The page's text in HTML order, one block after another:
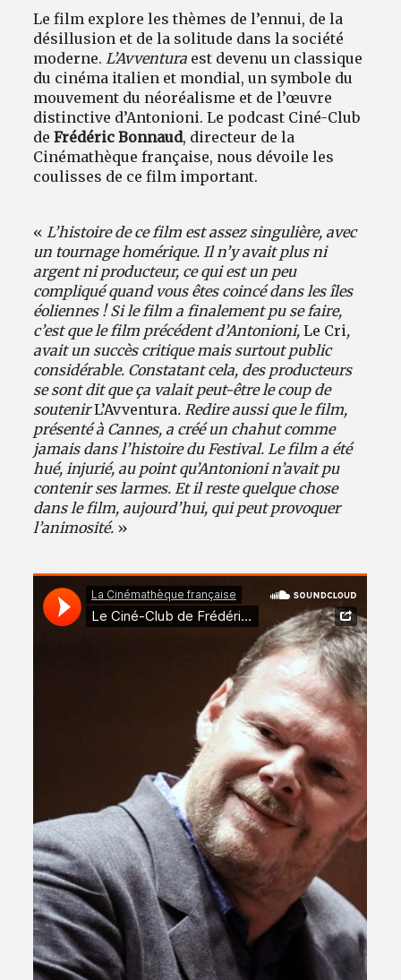
Le film explore les thèmes de l’ennui, de la
désillusion et de la solitude dans la société
moderne.L’Avventura est devenu un classique
du cinéma italien et mondial, un symbole du
mouvement du néoréalisme et de l’œuvre
distinctive d’Antonioni. Le podcast Ciné-Club
deFrédéric Bonnaud, directeur de la
Cinémathèque française, nous dévoile les
coulisses de ce film important.
«L’histoire de ce film est assez singulière, avec
un tournage homérique. Il n’y avait plus ni
argent ni producteur, ce qui est un peu
compliqué quand vous êtes coincé dans les îles
éoliennes ! Si le film a finalement pu se faire,
c’est que le film précédent d’Antonioni,Le Cri,
avait un succès critique mais surtout public
considérable. Constatant cela, des producteurs
se sont dit que ça valait peut-être le coup de
soutenirL’Avventura. Redire aussi que le film,
présenté à Cannes, a créé un chahut comme
jamais dans l’histoire du Festival. Le film a été
hué, injurié, au point qu’Antonioni n’avait pu
contenir ses larmes. Et il reste quelque chose
dans le film, aujourd’hui, qui peut provoquer
l’animosité. »